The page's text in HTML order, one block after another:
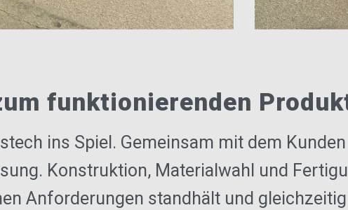
funktionierenden
ins Spiel. Gemeinsam mit dem
Konstruktion, Materialwahl und
Anforderungen standhält und